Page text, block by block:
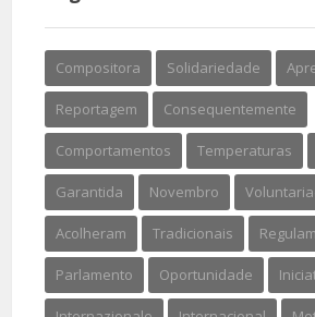
Compositora Solidariedade
Reportagem Consequentemente
Comportamentos Temperaturas
Garantida Novembro
Acolheram Tradicionais
Parlamento Oportunidade